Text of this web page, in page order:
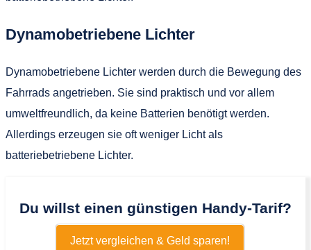
Dynamobetriebene Lichter
Dynamobetriebene Lichter werden durch die Bewegung des
Fahrrads angetrieben. Sie sind praktisch und vor allem
umweltfreundlich, da keine Batterien benötigt werden.
Allerdings erzeugen sie oft weniger Licht als
batteriebetriebene Lichter.
Du willst einen günstigen Handy-Tarif?
Jetzt vergleichen & Geld sparen!